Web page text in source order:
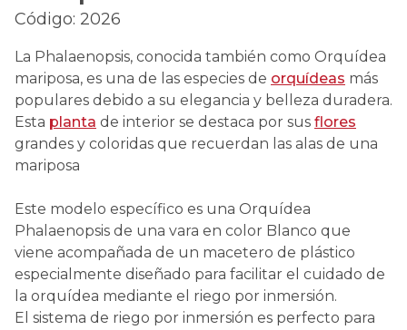
Código: 2026
La Phalaenopsis, conocida también como Orquídea
mariposa, es una de las especies de orquídeas más
populares debido a su elegancia y belleza duradera.
Esta planta de interior se destaca por sus flores
grandes y coloridas que recuerdan las alas de una
mariposa
Este modelo específico es una Orquídea
Phalaenopsis de una vara en color Blanco que
viene acompañada de un macetero de plástico
especialmente diseñado para facilitar el cuidado de
la orquídea mediante el riego por inmersión.
El sistema de riego por inmersión es perfecto para